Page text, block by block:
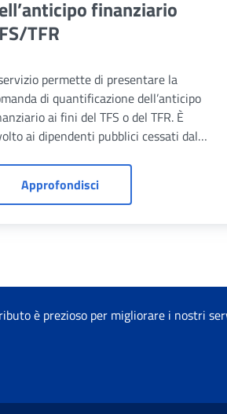
finanziario
TFR
permette di presentare la
di quantificazione dell’anticipo
ai fini del TFS o del TFR. È
ai dipendenti pubblici cessati dal
alla Quota 100.
ApprofondisciDomanda di
è prezioso per migliorare i nostri